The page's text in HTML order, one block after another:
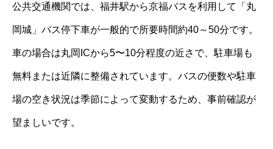
公共交通機関では、福井駅から京福バスを利用して「丸
岡城」バス停下車が一般的で所要時間約40～50分です。
車の場合は丸岡ICから5〜10分程度の近さで、駐車場も
無料または近隣に整備されています。バスの便数や駐車
場の空き状況は季節によって変動するため、事前確認が
望ましいです。